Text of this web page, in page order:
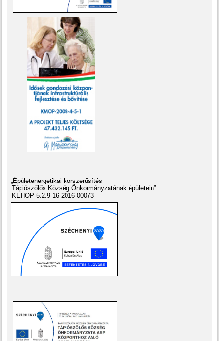
„Épületenergetikai korszerűsítés
Tápiószőlős Község Önkormányzatának épületein”
KEHOP-5.2.9-16-2016-00073